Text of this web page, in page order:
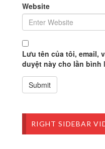
Website
Lưu tên của tôi, email,
duyệt này cho lần bình
RIGHT SIDEBAR